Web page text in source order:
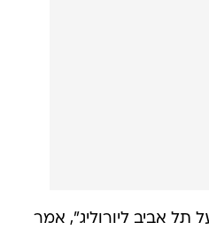
תל אביב ליורוליג", אמר